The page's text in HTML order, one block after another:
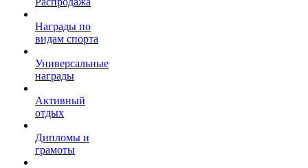
Награды по
видам спорта
Универсальные
награды
Активный
отдых
Дипломы и
грамоты